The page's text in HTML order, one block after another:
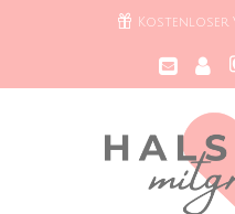
Kostenloser